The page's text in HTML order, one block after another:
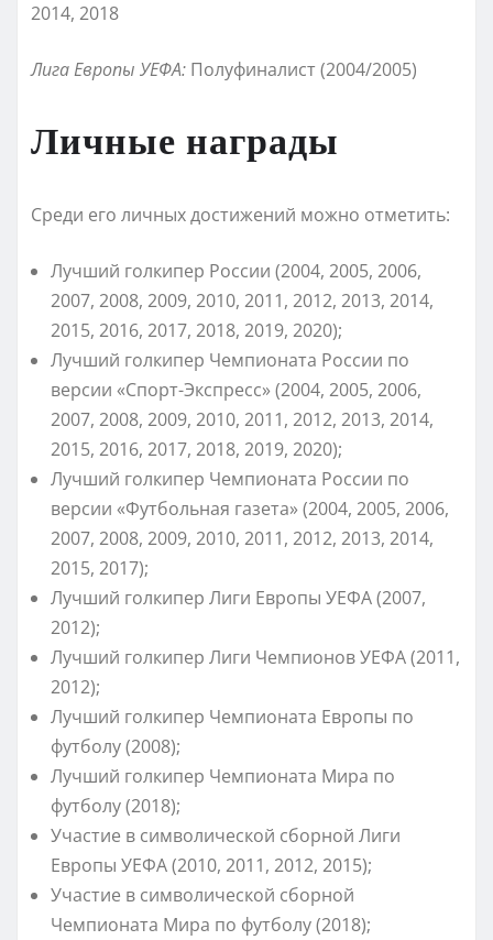
2014, 2018
Лига Европы УЕФА: Полуфиналист (2004/2005)
Личные награды
Среди его личных достижений можно отметить:
Лучший голкипер России (2004, 2005, 2006,
2007, 2008, 2009, 2010, 2011, 2012, 2013, 2014,
2015, 2016, 2017, 2018, 2019, 2020);
Лучший голкипер Чемпионата России по
версии «Спорт-Экспресс» (2004, 2005, 2006,
2007, 2008, 2009, 2010, 2011, 2012, 2013, 2014,
2015, 2016, 2017, 2018, 2019, 2020);
Лучший голкипер Чемпионата России по
версии «Футбольная газета» (2004, 2005, 2006,
2007, 2008, 2009, 2010, 2011, 2012, 2013, 2014,
2015, 2017);
Лучший голкипер Лиги Европы УЕФА (2007,
2012);
Лучший голкипер Лиги Чемпионов УЕФА (2011,
2012);
Лучший голкипер Чемпионата Европы по
футболу (2008);
Лучший голкипер Чемпионата Мира по
футболу (2018);
Участие в символической сборной Лиги
Европы УЕФА (2010, 2011, 2012, 2015);
Участие в символической сборной
Чемпионата Мира по футболу (2018);